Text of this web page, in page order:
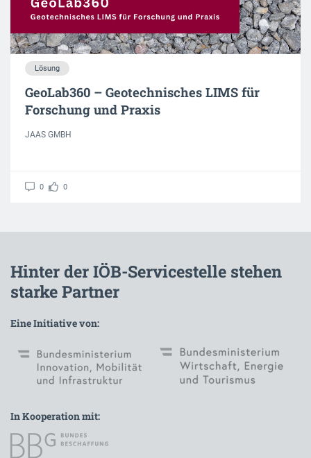
Lösung
GeoLab360 – Geotechnisches LIMS für
Forschung und Praxis
JAAS GMBH
0 0
Hinter der IÖB-Servicestelle stehen
starke Partner
Eine Initiative von:
In Kooperation mit: